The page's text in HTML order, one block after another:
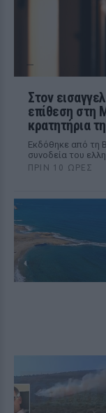
Στον
επίθεση στη
κρατητήρια
Εκδόθηκε από τη
συνοδεία του
ΠΡΙΝ 10 ΏΡΕΣ